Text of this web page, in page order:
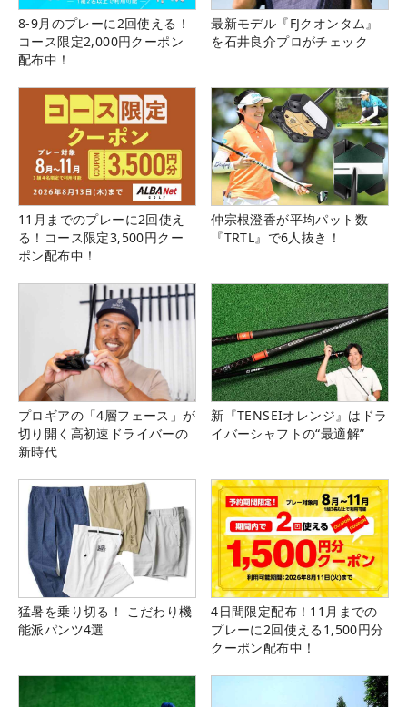
8-9月のプレーに2回使える！
コース限定2,000円クーポン
配布中！
最新モデル『FJクオンタム』
を石井良介プロがチェック
11月までのプレーに2回使え
る！コース限定3,500円クー
ポン配布中！
仲宗根澄香が平均パット数
『TRTL』で6人抜き！
プロギアの「4層フェース」が
切り開く高初速ドライバーの
新時代
新『TENSEIオレンジ』はドラ
イバーシャフトの“最適解”
猛暑を乗り切る！ こだわり機
能派パンツ4選
4日間限定配布！11月までの
プレーに2回使える1,500円分
クーポン配布中！